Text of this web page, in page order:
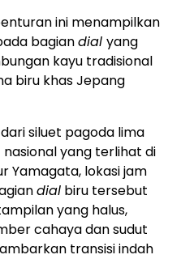
ini menampilkan
bagiandial yang
kayu tradisional
biru khas Jepang
siluet pagoda lima
yang terlihat di
Yamagata, lokasi jam
dial biru tersebut
yang halus,
cahaya dan sudut
transisi indah